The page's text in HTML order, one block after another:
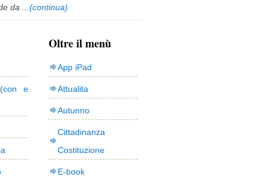
da ... (continua)
e
Oltre il menù
App iPad
Attualita
Autunno
Cittadinanza
Costituzione
E-book